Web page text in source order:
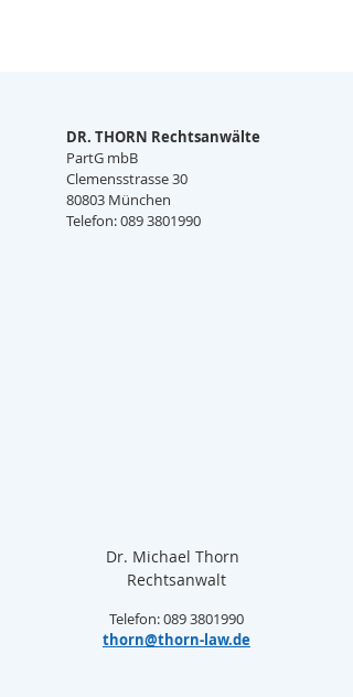
DR. THORN Rechtsanwälte
PartG mbB
Clemensstrasse 30
80803 München
Telefon: 089 3801990
Dr. Michael Thorn
Rechtsanwalt
Telefon: 089 3801990
thorn@thorn-law.de